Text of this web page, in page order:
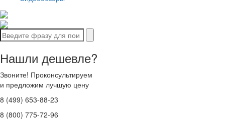
Нашли дешевле?
Звоните! Проконсультируем
и предложим лучшую цену
8 (499) 653-88-23
8 (800) 775-72-96